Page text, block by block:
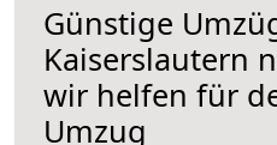
Günstige
Kaiserslautern
wir helfen für
Umzug